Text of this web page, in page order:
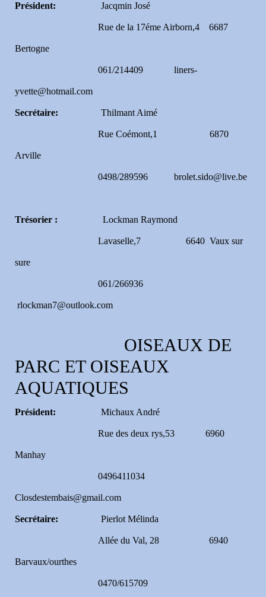
Président: Jacqmin José
Rue de la 17éme Airborn,4 6687
Bertogne
061/214409 liners-
yvette@hotmail.com
Secrétaire: Thilmant Aimé
Rue Coémont,1 6870
Arville
0498/289596 brolet.sido@live.be
Trésorier : Lockman Raymond
Lavaselle,7 6640 Vaux sur
sure
061/266936
rlockman7@outlook.com
OISEAUX DE
PARC ET OISEAUX
AQUATIQUES
Président: Michaux André
Rue des deux rys,53 6960
Manhay
0496411034
Closdestembais@gmail.com
Secrétaire: Pierlot Mélinda
Allée du Val, 28 6940
Barvaux/ourthes
0470/615709